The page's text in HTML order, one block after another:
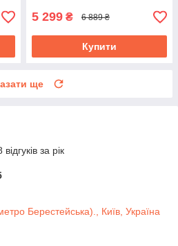
5 299 ₴ 6 889 ₴
Купити
ще
за рік
Берестейська)., Київ, Україна